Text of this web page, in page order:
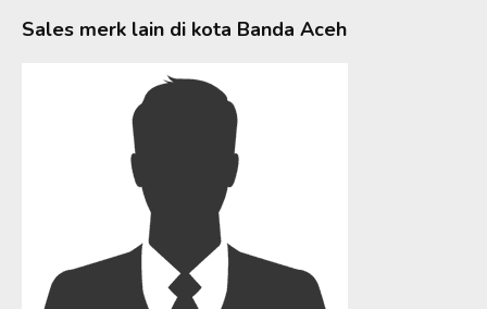
Sales merk lain di kota Banda Aceh